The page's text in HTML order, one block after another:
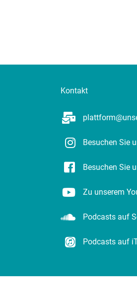
Kontakt
Besuchen Sie
Besuchen Sie
Zu unserem
Podcasts auf
Podcasts auf